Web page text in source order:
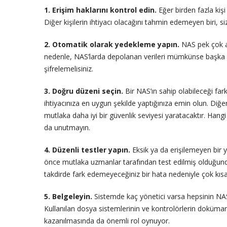
1. Erişim haklarını kontrol edin. Eğer birden fazla
Diğer kişilerin ihtiyacı olacağını tahmin edemeyen biri,
2. Otomatik olarak yedekleme yapın. NAS pek çok
nedenle, NAS’larda depolanan verileri mümkünse
şifrelemelisiniz.
3. Doğru düzeni seçin. Bir NAS’ın sahip olabileceği
ihtiyacınıza en uygun şekilde yaptığınıza emin olun.
mutlaka daha iyi bir güvenlik seviyesi yaratacaktır.
da unutmayın.
4. Düzenli testler yapın. Eksik ya da erişilemeyen bir
önce mutlaka uzmanlar tarafından test edilmiş
takdirde fark edemeyeceğiniz bir hata nedeniyle çok
5. Belgeleyin. Sistemde kaç yönetici varsa hepsinin
Kullanılan dosya sistemlerinin ve kontrolörlerin
kazanılmasında da önemli rol oynuyor.